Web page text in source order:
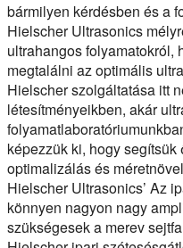
bármilyen kérdésben és a
Hielscher Ultrasonics
ultrahangos folyamatokról,
megtalálni az optimális
Hielscher szolgáltatása itt
létesítményeikben, akár
képezzük ki, hogy
optimalizálás és
Hielscher Ultrasonics’ Az
könnyen nagyon nagy
szükségesek a merev